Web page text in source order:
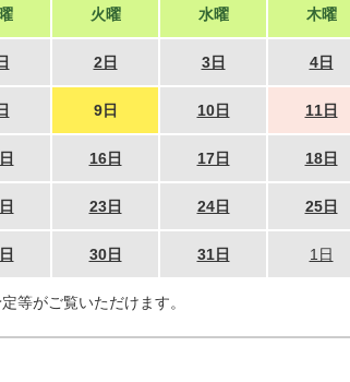
火曜 水曜 木曜
2日 3日 4日
9日 10日 11日
16日 17日 18日
23日 24日 25日
30日 31日 1日
等がご覧いただけます。